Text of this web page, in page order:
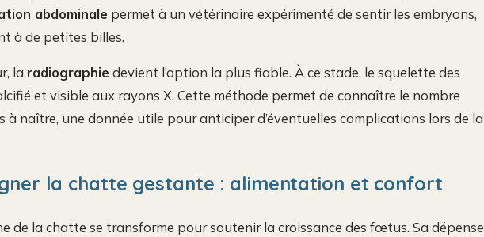
abdominale permet à un vétérinaire expérimenté de sentir les embryons,
à de petites billes.
la radiographie devient l’option la plus fiable. À ce stade, le squelette des
et visible aux rayons X. Cette méthode permet de connaître le nombre
à naître, une donnée utile pour anticiper d’éventuelles complications lors de la
la chatte gestante : alimentation et confort
de la chatte se transforme pour soutenir la croissance des fœtus. Sa dépense